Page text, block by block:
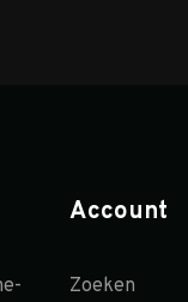
Account
Zoeken